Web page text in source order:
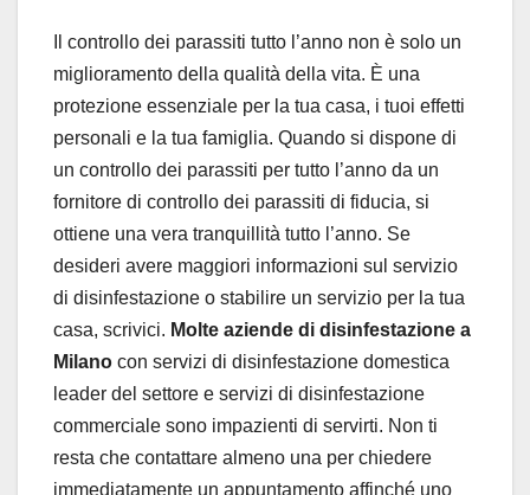
Il controllo dei parassiti tutto l’anno non è solo un
miglioramento della qualità della vita. È una
protezione essenziale per la tua casa, i tuoi effetti
personali e la tua famiglia. Quando si dispone di
un controllo dei parassiti per tutto l’anno da un
fornitore di controllo dei parassiti di fiducia, si
ottiene una vera tranquillità tutto l’anno. Se
desideri avere maggiori informazioni sul servizio
di disinfestazione o stabilire un servizio per la tua
casa, scrivici. Molte aziende di disinfestazione a
Milano con servizi di disinfestazione domestica
leader del settore e servizi di disinfestazione
commerciale sono impazienti di servirti. Non ti
resta che contattare almeno una per chiedere
immediatamente un appuntamento affinché uno